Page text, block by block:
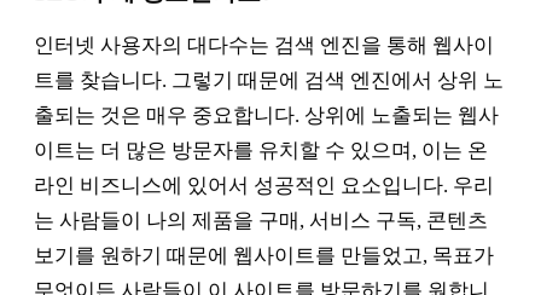
인터넷 사용자의 대다수는 검색 엔진을 통해 웹사이
트를 찾습니다. 그렇기 때문에 검색 엔진에서 상위 노
출되는 것은 매우 중요합니다. 상위에 노출되는 웹사
이트는 더 많은 방문자를 유치할 수 있으며, 이는 온
라인 비즈니스에 있어서 성공적인 요소입니다. 우리
는 사람들이 나의 제품을 구매, 서비스 구독, 콘텐츠
보기를 원하기 때문에 웹사이트를 만들었고, 목표가